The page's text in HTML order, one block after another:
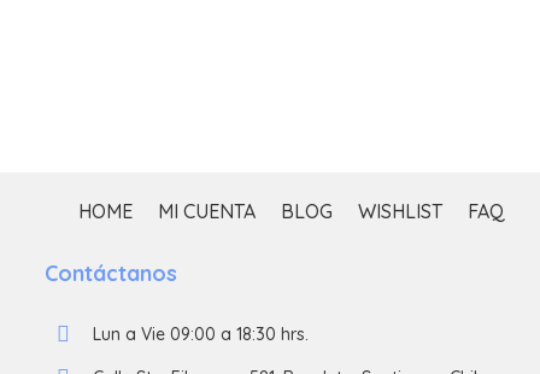
HOME MI CUENTA BLOG WISHLIST FAQ
Contáctanos
Lun a Vie 09:00 a 18:30 hrs.